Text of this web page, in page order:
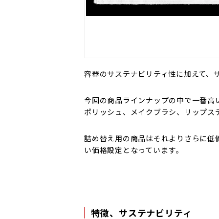
容器のサステナビリティ性に加えて、
今回の商品ラインナップの中で一番
ポリッシュ、メイクブラシ、リップス
詰め替え用の商品はそれよりさらに
い価格設定となっています。
特徴、サステナビリティ